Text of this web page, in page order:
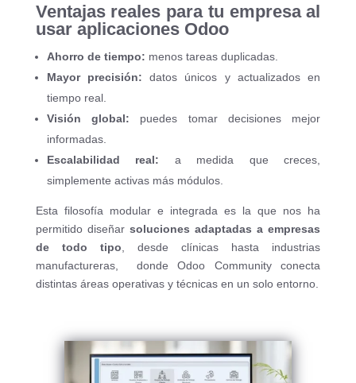
Ventajas reales para tu empresa al
usar aplicaciones Odoo
Ahorro de tiempo: menos tareas duplicadas.
Mayor precisión: datos únicos y actualizados en
tiempo real.
Visión global: puedes tomar decisiones mejor
informadas.
Escalabilidad real: a medida que creces,
simplemente activas más módulos.
Esta filosofía modular e integrada es la que nos ha
permitido diseñar soluciones adaptadas a empresas
de todo tipo , desde clínicas hasta industrias
manufactureras, donde Odoo Community conecta
distintas áreas operativas y técnicas en un solo entorno.